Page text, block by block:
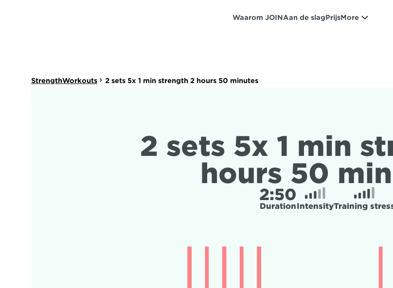
Waarom JOINAan de slagPrijsMore
StrengthWorkouts 2 sets 5x 1 min strength 2 hours 50 minutes
2 sets 5x 1 min
hours 50
2:50
DurationIntensityTraining